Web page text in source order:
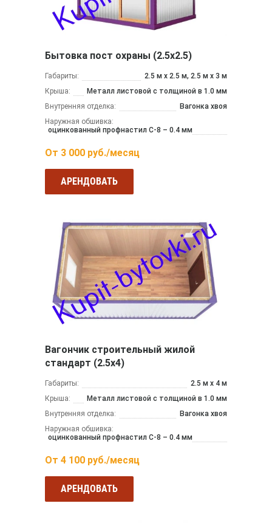
Бытовка пост охраны (2.5х2.5)
Габариты:
2.5 м x 2.5 м, 2.5 м x 3 м
Крыша:
Металл листовой с толщиной в 1.0 мм
Внутренняя отделка:
Вагонка хвоя
Наружная обшивка:
оцинкованный профнастил С-8 – 0.4 мм
От 3 000 руб./месяц
АРЕНДОВАТЬ
Вагончик строительный жилой
стандарт (2.5х4)
Габариты:
2.5 м x 4 м
Крыша:
Металл листовой с толщиной в 1.0 мм
Внутренняя отделка:
Вагонка хвоя
Наружная обшивка:
оцинкованный профнастил С-8 – 0.4 мм
От 4 100 руб./месяц
АРЕНДОВАТЬ